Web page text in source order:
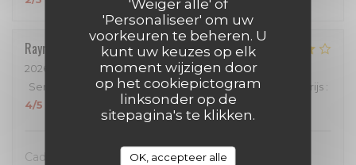
'Weiger alle' of
'Personaliseer' om uw
voorkeuren te beheren. U
kunt uw keuzes op elk
moment wijzigen door
op het cookiepictogram
linksonder op de
sitepagina's te klikken.
OK, accepteer alle
Raymond
2026-05-24
- 12:45 - Gasten 3
Service
Atmosfeer: 4/5 Keuken:5/5 Kwaliteit / Prijs :
4/5
Cadre agréable, bonne variété des menus . Chaque